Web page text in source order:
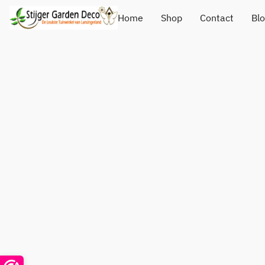
Home Shop Contact